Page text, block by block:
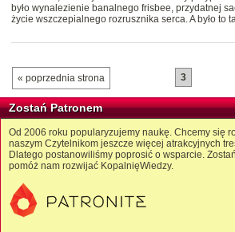
było wynalezienie banalnego frisbee, przydatnej
życie wszczepialnego rozrusznika serca. A było to
« poprzednia strona 3
Zostań Patronem
Od 2006 roku popularyzujemy naukę. Chcemy się
naszym Czytelnikom jeszcze więcej atrakcyjnych
Dlatego postanowiliśmy poprosić o wsparcie.
pomóż nam rozwijać KopalnięWiedzy.